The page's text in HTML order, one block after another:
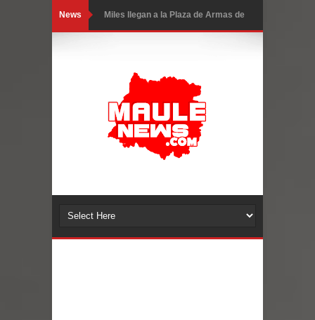
News Torneo de Asadores reúne a 13
2026 en Talca
Alerta por hantavirus: expertos piden
reforzar medidas y consulta oportuna
Matrimonios Linarenses Celebraron
Departamento Comunal de Salud de